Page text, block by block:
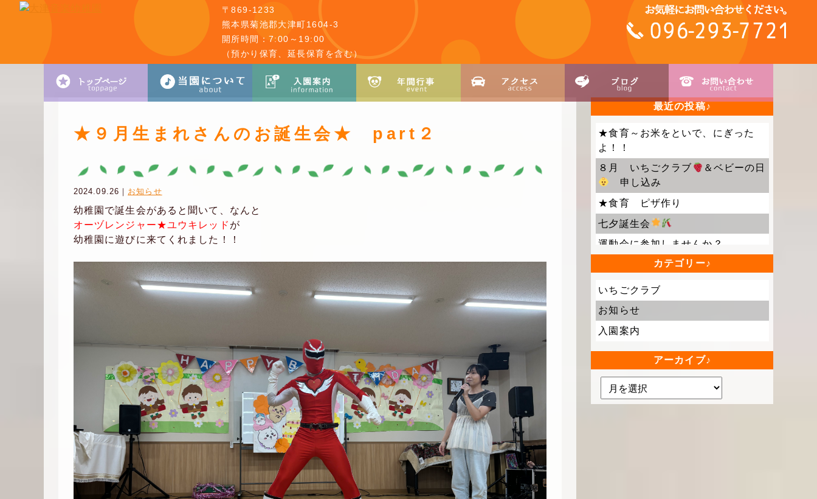
〒869-1233
熊本県菊池郡大津町1604-3
開所時間：7:00～19:00
（預かり保育、延長保育を含む）
★９月生まれさんのお誕生会★ part２
2024.09.26｜ お知らせ
幼稚園で誕生会があると聞いて、なんと
オーヅレンジャー★ユウキレッド が
幼稚園に遊びに来てくれました！！
最近の投稿
★食育～お米をといで、にぎった
よ！！
８月 いちごクラブ
＆ベビーの日
申し込み
★食育 ピザ作り
七夕誕生会
運動会に参加しませんか？
カテゴリー
いちごクラブ
お知らせ
入園案内
アーカイブ